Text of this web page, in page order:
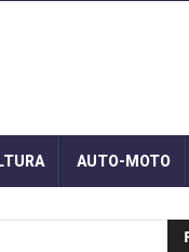
AUTO-MOTO